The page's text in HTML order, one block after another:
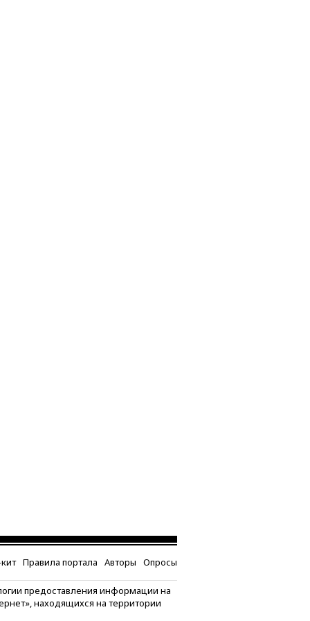
Правила портала Авторы Опросы
предоставления информации на
находящихся на территории